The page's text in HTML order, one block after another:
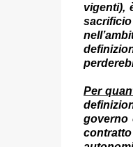
vigenti),
Per
governo
contratto